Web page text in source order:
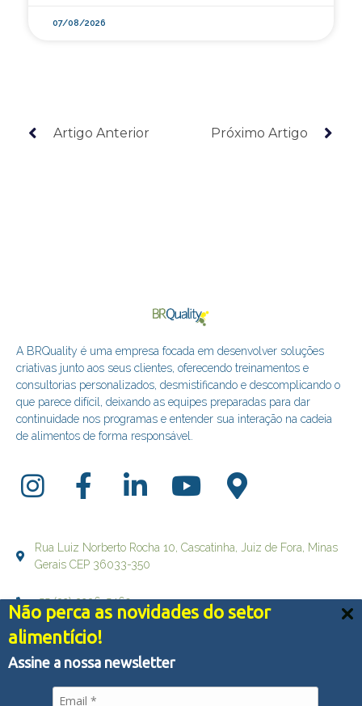
Não perca as novidades do setor
alimentício!
Assine a nossa newsletter
07/08/2026
Artigo Anterior Próximo Artigo
A BRQuality é uma empresa focada em desenvolver soluções
criativas junto aos seus clientes, oferecendo treinamentos e
consultorias personalizados, desmistificando e descomplicando o
que parece difícil, deixando as equipes preparadas para dar
continuidade nos programas e entender sua interação na cadeia
de alimentos de forma responsável.
Rua Luiz Norberto Rocha 10, Cascatinha, Juiz de Fora, Minas
Gerais CEP 36033-350
+55 (32) 3236-5469
falecom@brqualityconsultoria.com.br
Nós usamos cookies e outras tecnologias semelhantes
para melhorar a sua experiência em nossos serviços,
personalizar publicidade e recomendar conteúdo de seu
com tal monitoramento.Política de Privacidade